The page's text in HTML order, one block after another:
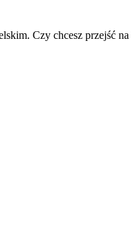
Czy chcesz przejść